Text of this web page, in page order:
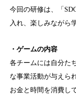
今回の研修は、「
入れ、楽しみながら
・ゲームの内容
各チームには自分た
な事業活動が与えら
お金と時間を消費し